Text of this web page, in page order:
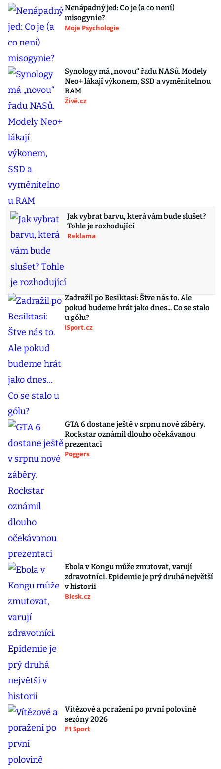
Nenápadný jed: Co je (a co není)
misogynie?
Moje Psychologie
Synology má „novou“ řadu NASů. Modely
Neo+ lákají výkonem, SSD a vyměnitelnou
RAM
Živě.cz
Jak vybrat barvu, která vám bude slušet?
Tohle je rozhodující
Reklama
Zadražil po Besiktasi: Štve nás to. Ale
pokud budeme hrát jako dnes... Co se stalo
u gólu?
iSport.cz
GTA 6 dostane ještě v srpnu nové záběry.
Rockstar oznámil dlouho očekávanou
prezentaci
Poggers
Ebola v Kongu může zmutovat, varují
zdravotníci. Epidemie je prý druhá největší
v historii
Blesk.cz
Vítězové a poražení po první polovině
sezóny 2026
F1 Sport